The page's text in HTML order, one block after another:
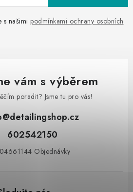
s našimi podmínkami ochrany osobních
vám s výběrem
poradit? Jsme tu pro vás!
@detailingshop.cz
602542150
Objednávky